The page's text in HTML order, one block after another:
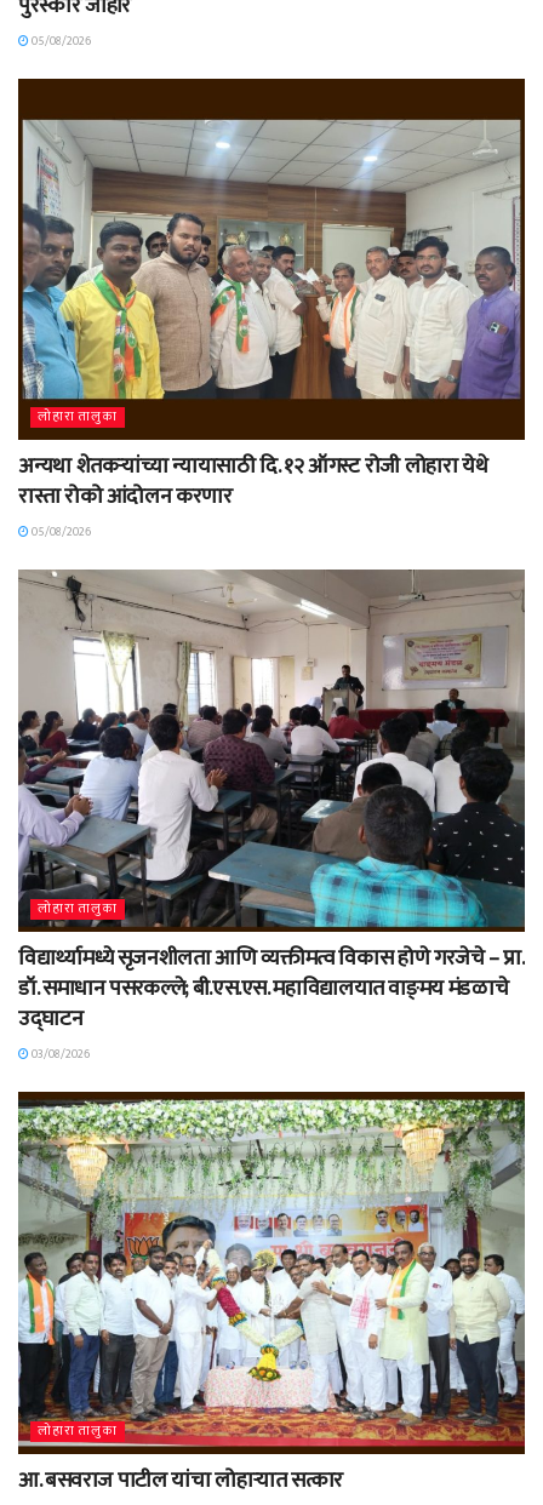
05/08/2026
लोहारा तालुका
अन्यथा शेतकऱ्यांच्या न्यायासाठी दि. १२ ऑगस्ट रोजी लोहारा येथे
रास्ता रोको आंदोलन करणार
05/08/2026
लोहारा तालुका
विद्यार्थ्यामध्ये सृजनशीलता आणि व्यक्तीमत्व विकास होणे गरजेचे – प्रा.
डॉ. समाधान पसरकल्ले; बी.एस.एस. महाविद्यालयात वाङ्‌मय मंडळाचे
उद्घाटन
03/08/2026
लोहारा तालुका
आ. बसवराज पाटील यांचा लोहाऱ्यात सत्कार